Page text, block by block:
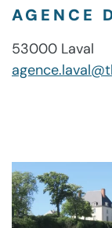
AGENCE
53000 Laval